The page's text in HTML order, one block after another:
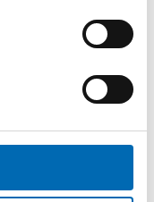
Massivholz- und